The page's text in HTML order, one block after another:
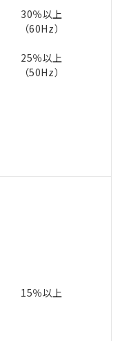
30％以上
（60Hz）
25％以上
（50Hz）
15％以上